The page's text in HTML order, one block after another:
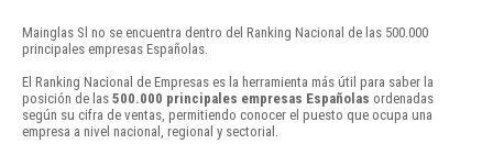
Mainglas Sl no se encuentra dentro del Ranking Nacional de las 500.000
principales empresas Españolas.
El Ranking Nacional de Empresas es la herramienta más útil para saber la
posición de las 500.000 principales empresas Españolas ordenadas
según su cifra de ventas, permitiendo conocer el puesto que ocupa una
empresa a nivel nacional, regional y sectorial.